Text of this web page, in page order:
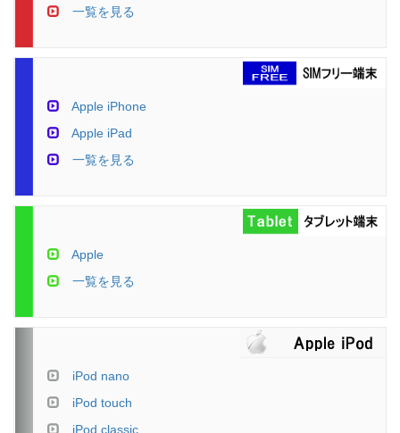
一覧を見る
Apple iPhone
Apple iPad
一覧を見る
Apple
一覧を見る
iPod nano
iPod touch
iPod classic